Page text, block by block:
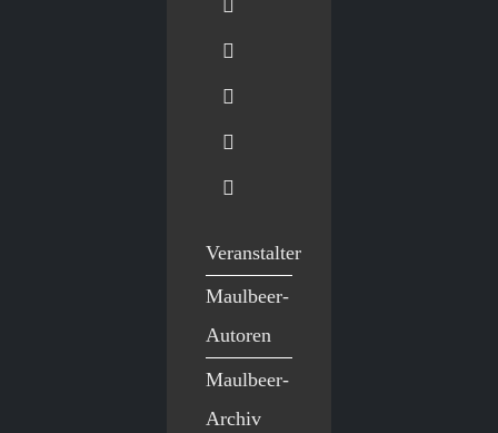
Veranstalter
Maulbeer-
Autoren
Maulbeer-
Archiv